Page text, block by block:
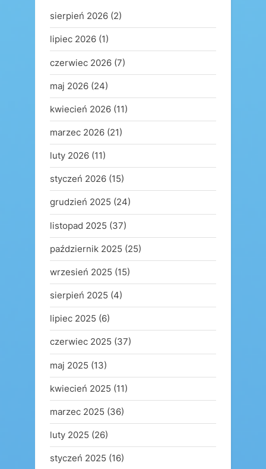
sierpień 2026 (2)
lipiec 2026 (1)
czerwiec 2026 (7)
maj 2026 (24)
kwiecień 2026 (11)
marzec 2026 (21)
luty 2026 (11)
styczeń 2026 (15)
grudzień 2025 (24)
listopad 2025 (37)
październik 2025 (25)
wrzesień 2025 (15)
sierpień 2025 (4)
lipiec 2025 (6)
czerwiec 2025 (37)
maj 2025 (13)
kwiecień 2025 (11)
marzec 2025 (36)
luty 2025 (26)
styczeń 2025 (16)